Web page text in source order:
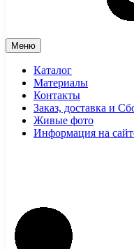
Меню
Каталог
Материалы
Контакты
Заказ, доставка и
Живые фото
Информация на